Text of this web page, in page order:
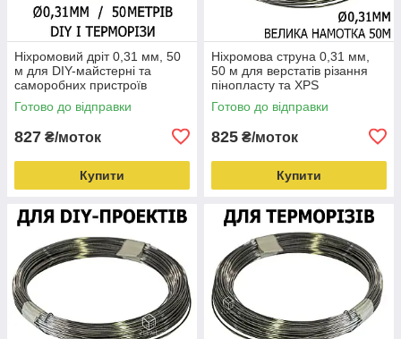
Ніхромовий дріт 0,31 мм, 50
м для DIY-майстерні та
саморобних пристроїв
Готово до відправки
827 ₴/моток
Купити
Ніхромова струна 0,31 мм,
50 м для верстатів різання
пінопласту та XPS
Готово до відправки
825 ₴/моток
Купити